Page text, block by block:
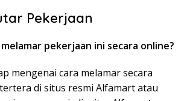
Pekerjaan
pekerjaan ini secara online?
mengenai cara melamar secara
di situs resmi Alfamart atau